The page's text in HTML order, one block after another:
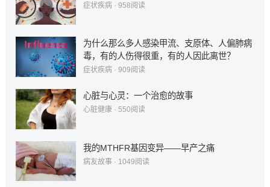
症状疾病· 958阅读
为什么那么多人感染甲流、支原体、人偏肺病
毒，有的人伤得很重，有的人因此离世？
症状疾病· 909阅读
心脏与心灵：一个治愈的故事
心脏健康· 550阅读
我的MTHFR基因变异——早产之痛
病友故事· 1049阅读